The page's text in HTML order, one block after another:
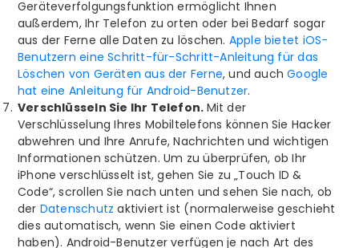
Geräteverfolgungsfunktion ermöglicht Ihnen
außerdem, Ihr Telefon zu orten oder bei Bedarf sogar
aus der Ferne alle Daten zu löschen. Apple bietet iOS-
Benutzern eine Schritt-für-Schritt-Anleitung für das
Löschen von Geräten aus der Ferne, und auchGoogle
hat eine Anleitung für Android-Benutzer.
Verschlüsseln Sie Ihr Telefon. Mit der
Verschlüsselung Ihres Mobiltelefons können Sie Hacker
abwehren und Ihre Anrufe, Nachrichten und wichtigen
Informationen schützen. Um zu überprüfen, ob Ihr
iPhone verschlüsselt ist, gehen Sie zu „Touch ID &
Code“, scrollen Sie nach unten und sehen Sie nach, ob
der Datenschutz aktiviert ist (normalerweise geschieht
dies automatisch, wenn Sie einen Code aktiviert
haben). Android-Benutzer verfügen je nach Art des